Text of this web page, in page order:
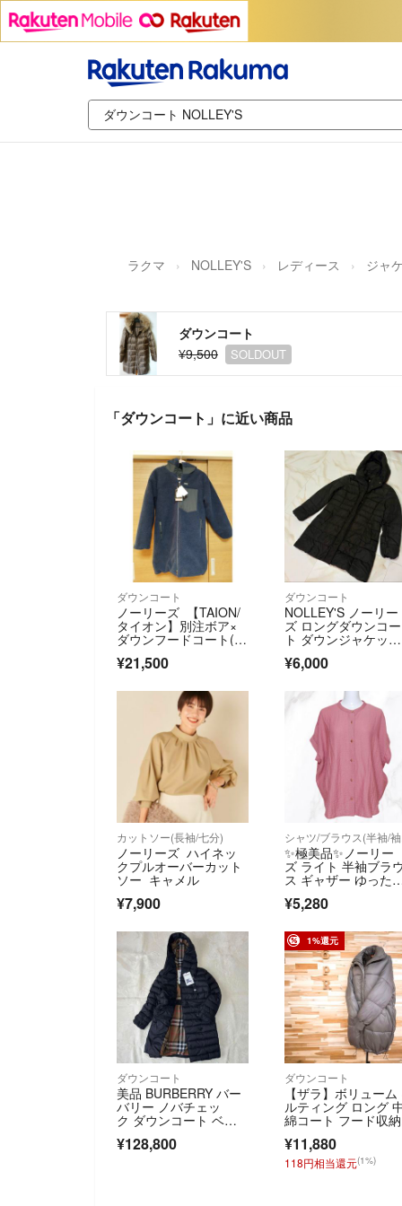
ラクマ NOLLEY'S レディース ジャ
ダウンコート
¥9,500
SOLDOUT
「ダウンコート」に近い商品
ダウンコート
ノーリーズ 【TAION/
タイオン】別注ボア×
ダウンフードコート(リ
バーシブル)
¥21,500
ダウンコート
NOLLEY'S ノーリー
ズ ロングダウンコー
ト ダウンジャケッ
ト ブラック
¥6,000
カットソー(長袖/七分)
ノーリーズ ハイネッ
クプルオーバーカット
ソー キャメル
¥7,900
✨極美品✨ノーリー
ズ ライト 半袖ブラウ
ス ギャザー ゆった
¥5,280
ダウンコート
美品 BURBERRY バー
バリー ノバチェッ
ク ダウンコート ベル
¥128,800
1%還元
ダウンコート
【ザラ】ボリューム
ルティング ロング
綿コート フード収
¥11,880
118円相当還元(1%)